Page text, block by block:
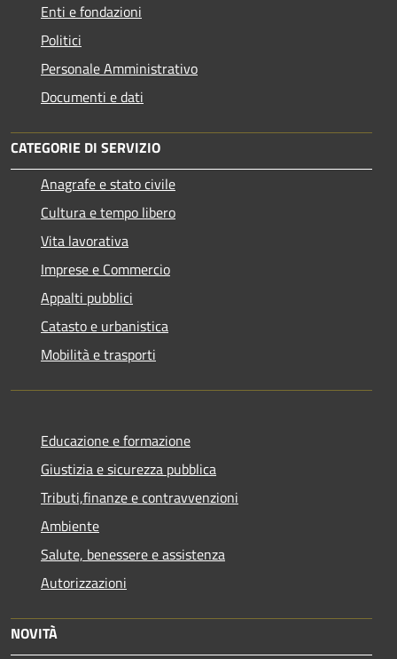
Enti e fondazioni
Politici
Personale Amministrativo
Documenti e dati
CATEGORIE DI SERVIZIO
Anagrafe e stato civile
Cultura e tempo libero
Vita lavorativa
Imprese e Commercio
Appalti pubblici
Catasto e urbanistica
Mobilità e trasporti
Educazione e formazione
Giustizia e sicurezza pubblica
Tributi,finanze e contravvenzioni
Ambiente
Salute, benessere e assistenza
Autorizzazioni
NOVITÀ